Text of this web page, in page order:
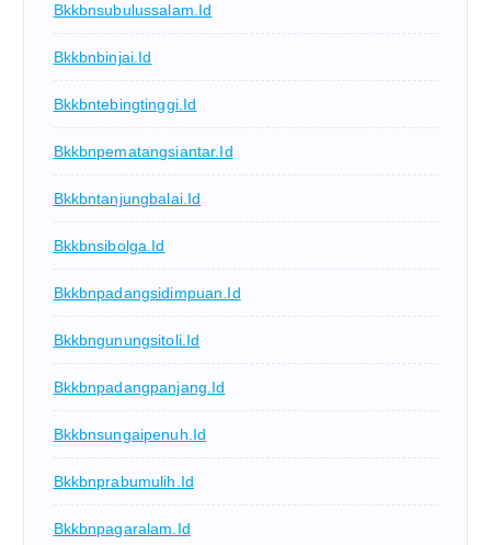
Bkkbnsubulussalam.id
Bkkbnbinjai.id
Bkkbntebingtinggi.id
Bkkbnpematangsiantar.id
Bkkbntanjungbalai.id
Bkkbnsibolga.id
Bkkbnpadangsidimpuan.id
Bkkbngunungsitoli.id
Bkkbnpadangpanjang.id
Bkkbnsungaipenuh.id
Bkkbnprabumulih.id
Bkkbnpagaralam.id